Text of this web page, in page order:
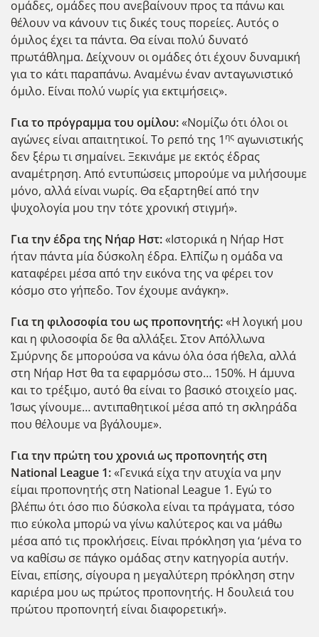
ομάδες, ομάδες που ανεβαίνουν προς τα πάνω και
θέλουν να κάνουν τις δικές τους πορείες. Αυτός ο
όμιλος έχει τα πάντα. Θα είναι πολύ δυνατό
πρωτάθλημα. Δείχνουν οι ομάδες ότι έχουν δυναμική
για το κάτι παραπάνω. Αναμένω έναν ανταγωνιστικό
όμιλο. Είναι πολύ νωρίς για εκτιμήσεις».
Για το πρόγραμμα του ομίλου:«Νομίζω ότι όλοι οι
αγώνες είναι απαιτητικοί. Το ρεπό της 1 ης αγωνιστικής
δεν ξέρω τι σημαίνει. Ξεκινάμε με εκτός έδρας
αναμέτρηση. Από εντυπώσεις μπορούμε να μιλήσουμε
μόνο, αλλά είναι νωρίς. Θα εξαρτηθεί από την
ψυχολογία μου την τότε χρονική στιγμή».
Για την έδρα της Νήαρ Ηστ:«Ιστορικά η Νήαρ Ηστ
ήταν πάντα μία δύσκολη έδρα. Ελπίζω η ομάδα να
καταφέρει μέσα από την εικόνα της να φέρει τον
κόσμο στο γήπεδο. Τον έχουμε ανάγκη».
Για τη φιλοσοφία του ως προπονητής:«Η λογική μου
και η φιλοσοφία δε θα αλλάξει. Στον Απόλλωνα
Σμύρνης δε μπορούσα να κάνω όλα όσα ήθελα, αλλά
στη Νήαρ Ηστ θα τα εφαρμόσω στο… 150%. Η άμυνα
και το τρέξιμο, αυτό θα είναι το βασικό στοιχείο μας.
Ίσως γίνουμε… αντιπαθητικοί μέσα από τη σκληράδα
που θέλουμε να βγάλουμε».
Για την πρώτη του χρονιά ως προπονητής στη
National League 1:«Γενικά είχα την ατυχία να μην
είμαι προπονητής στη National League 1. Εγώ το
βλέπω ότι όσο πιο δύσκολα είναι τα πράγματα, τόσο
πιο εύκολα μπορώ να γίνω καλύτερος και να μάθω
μέσα από τις προκλήσεις. Είναι πρόκληση για ‘μένα το
να καθίσω σε πάγκο ομάδας στην κατηγορία αυτήν.
Είναι, επίσης, σίγουρα η μεγαλύτερη πρόκληση στην
καριέρα μου ως πρώτος προπονητής. Η δουλειά του
πρώτου προπονητή είναι διαφορετική».